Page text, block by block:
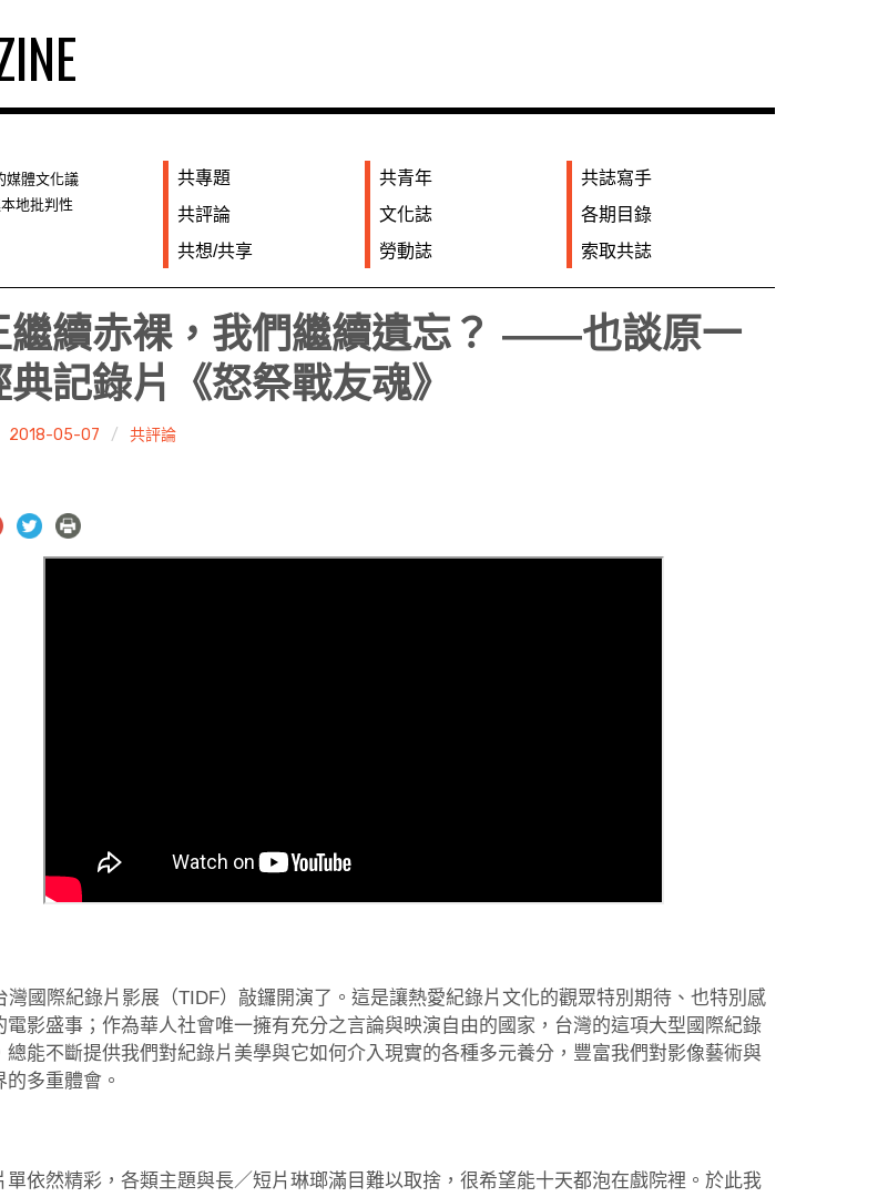
媒體文化議
地批判性
共專題
共評論
共想/共享
共青年
文化誌
勞動誌
共誌寫手
各期目錄
索取共誌
繼續赤裸，我們繼續遺忘？ ――也談原一
典記錄片《怒祭戰友魂》
2018-05-07 共評論
灣國際紀錄片影展（TIDF）敲鑼開演了。這是讓熱愛紀錄片文化的觀眾特別期待、也特別感
電影盛事；作為華人社會唯一擁有充分之言論與映演自由的國家，台灣的這項大型國際紀錄
總能不斷提供我們對紀錄片美學與它如何介入現實的各種多元養分，豐富我們對影像藝術與
的多重體會。
單依然精彩，各類主題與長／短片琳瑯滿目難以取捨，很希望能十天都泡在戲院裡。於此我